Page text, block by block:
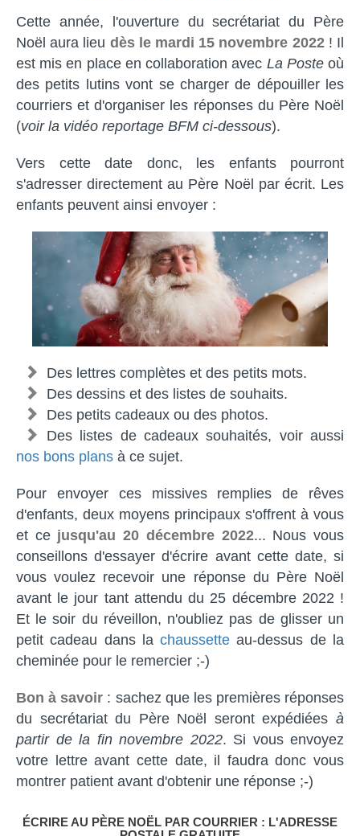
Cette année, l'ouverture du secrétariat du Père
Noël aura lieu dès le mardi 15 novembre 2022! Il
est mis en place en collaboration avec La Posteoù
des petits lutins vont se charger de dépouiller les
courriers et d'organiser les réponses du Père Noël
(voir la vidéo reportage BFM ci-dessous).
Vers cette date donc, les enfants pourront
s'adresser directement au Père Noël par écrit. Les
enfants peuvent ainsi envoyer :
Des lettres complètes et des petits mots.
Des dessins et des listes de souhaits.
Des petits cadeaux ou des photos.
Des listes de cadeaux souhaités, voir aussi
nos bons plans à ce sujet.
Pour envoyer ces missives remplies de rêves
d'enfants, deux moyens principaux s'offrent à vous
et ce jusqu'au 20 décembre 2022... Nous vous
conseillons d'essayer d'écrire avant cette date, si
vous voulez recevoir une réponse du Père Noël
avant le jour tant attendu du 25 décembre 2022 !
Et le soir du réveillon, n'oubliez pas de glisser un
petit cadeau dans lachaussette au-dessus de la
cheminée pour le remercier ;-)
Bon à savoir : sachez que les premières réponses
du secrétariat du Père Noël seront expédiées à
partir de la fin novembre 2022. Si vous envoyez
votre lettre avant cette date, il faudra donc vous
montrer patient avant d'obtenir une réponse ;-)
ÉCRIRE AU PÈRE NOËL PAR COURRIER : L'ADRESSE